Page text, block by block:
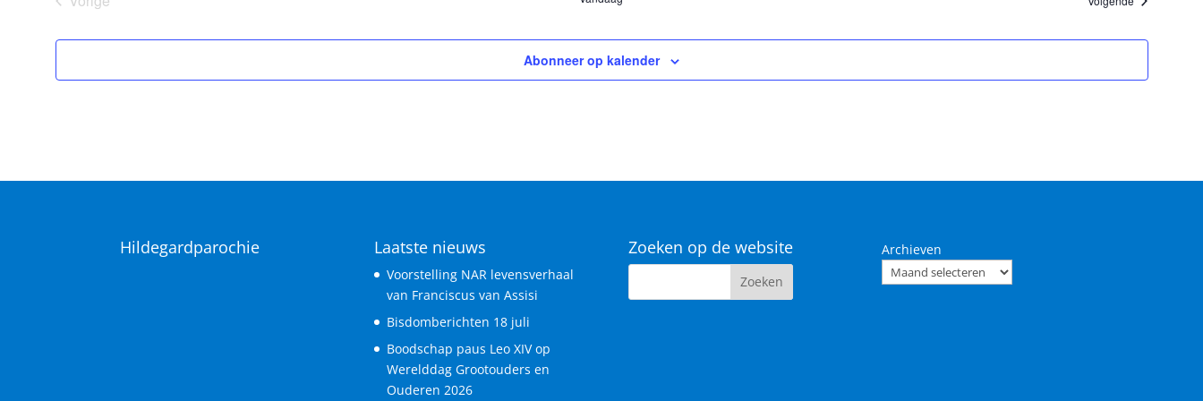
Abonneer op kalender
Hildegardparochie Laatste nieuws
Voorstelling NAR levensverhaal
van Franciscus van Assisi
Bisdomberichten 18 juli
Boodschap paus Leo XIV op
Werelddag Grootouders en
Ouderen 2026
Zoeken op de website Archieven